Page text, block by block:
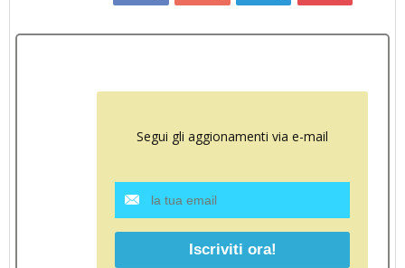
Segui gli aggionamenti via e-mail